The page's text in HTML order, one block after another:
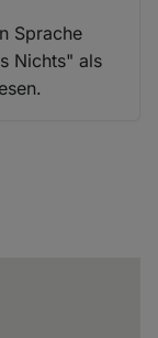
Sprache
Nichts" als